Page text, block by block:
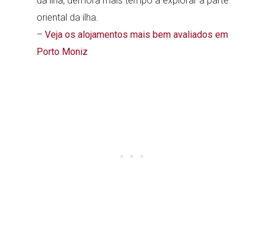
oriental da ilha.
–Veja os alojamentos mais bem avaliados em
Porto Moniz